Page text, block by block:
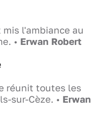
l'ambiance au
• Erwan Robert
réunit toutes les
sur-Cèze. • Erwan